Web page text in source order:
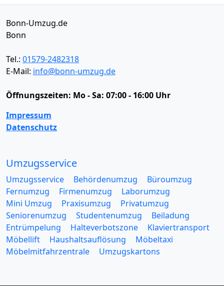
Bonn-Umzug.de
Bonn
Tel.: 01579-2482318
E-Mail: info@bonn-umzug.de
Öffnungszeiten: Mo - Sa: 07:00 - 16:00 Uhr
Impressum
Datenschutz
Umzugsservice
Umzugsservice Behördenumzug
Büroumzug
Fernumzug
Firmenumzug
Laborumzug
Mini Umzug
Praxisumzug
Privatumzug
Seniorenumzug
Studentenumzug
Beiladung
Entrümpelung
Halteverbotszone
Klaviertransport
Möbellift
Haushaltsauflösung
Möbeltaxi
Möbelmitfahrzentrale
Umzugskartons